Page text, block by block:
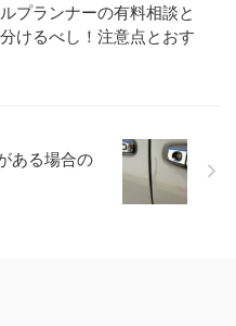
プランナーの有料相談と
けるべし！注意点とおす
ある場合の